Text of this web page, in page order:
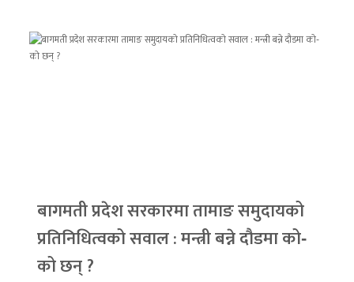
बागमती प्रदेश सरकारमा तामाङ समुदायको
प्रतिनिधित्वको सवाल : मन्त्री बन्ने दौडमा को‐
को छन् ?